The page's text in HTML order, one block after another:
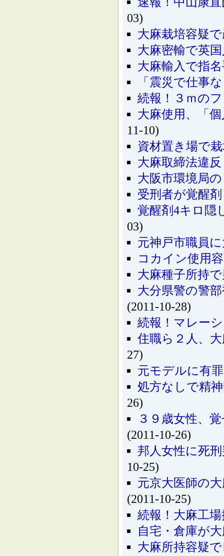
03)
大麻栽培容疑
大麻密輸で英
大麻輸入で指
「震災で仕事
続報！３ｍの
大麻使用、「
11-10)
資材置き場で
大麻取締法違
大阪市環境局
受刑者が覚醒
覚醒剤4キロ隠
03)
元神戸市職員
コカイン使用
大麻種子所持
大分県警の警
(2011-10-28)
続報！マレー
住職ら２人、
27)
元モデルに有
処方なしで精
26)
３９歳女性、
(2011-10-26)
邦人女性に死
10-25)
元京大医師の
(2011-10-25)
続報！大麻工
自宅・倉庫が
大麻所持容疑